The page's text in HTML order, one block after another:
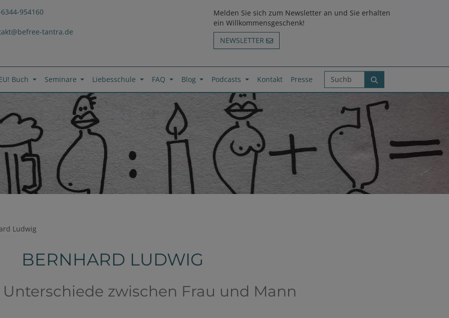
954160
tantra.de
Melden Sie sich zum Newsletter an und Sie erhalten
ein Willkommensgeschenk!
NEWSLETTER
Buch Seminare Liebesschule FAQ Blog Podcasts Kontakt Presse
Ludwig
BERNHARD LUDWIG
zwischen Frau und Mann